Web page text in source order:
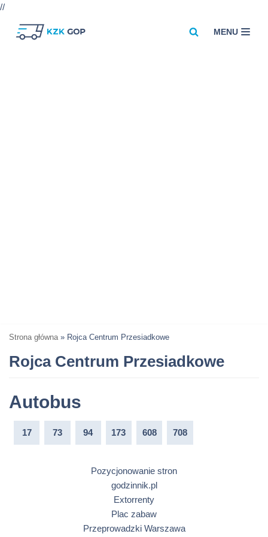
//
MENU
Strona główna » Rojca Centrum Przesiadkowe
Rojca Centrum Przesiadkowe
Autobus
17 73 94 173 608 708
Pozycjonowanie stron
godzinnik.pl
Extorrenty
Plac zabaw
Przeprowadzki Warszawa